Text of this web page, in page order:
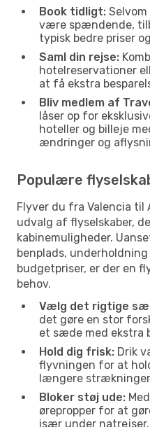
Book tidligt:
være spændende,
typisk bedre priser
Saml din rejse:
hotelreservationer
at få ekstra
Bliv medlem af
låser op for
hoteller og billeje
ændringer og
Populære
Flyver du fra Valencia
udvalg af flyselskaber,
kabinemuligheder.
benplads,
budgetpriser, er der en
behov.
Vælg det rigtige
det gøre en stor
et sæde med ekstra
Hold dig frisk: Drik
flyvningen for at
længere
Bloker støj ude:
ørepropper for at
især under natrejser.